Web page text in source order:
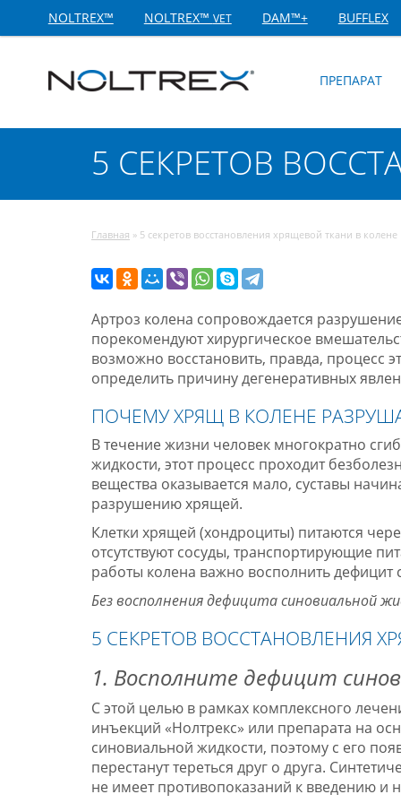
NOLTREX™ NOLTREX™ VET DAM™+ BUFFLEX
ПРЕПАРАТ
5 СЕКРЕТОВ
Главная » 5 секретов восстановления хрящевой ткани в колене
Артроз колена сопровождается
порекомендуют хирургическое
возможно восстановить, правда, процесс
определить причину дегенеративных
ПОЧЕМУ ХРЯЩ В КОЛЕНЕ
В течение жизни человек многократно
жидкости, этот процесс проходит
вещества оказывается мало, суставы
разрушению хрящей.
Клетки хрящей (хондроциты) питаются
отсутствуют сосуды, транспортирующие
работы колена важно восполнить дефицит
Без восполнения дефицита синовиальной
5 СЕКРЕТОВ ВОССТАНОВЛЕНИЯ
1. Восполните дефицит
С этой целью в рамках комплексного
инъекций «Нолтрекс» или препарата на
синовиальной жидкости, поэтому с его
перестанут тереться друг о друга.
не имеет противопоказаний к введению и